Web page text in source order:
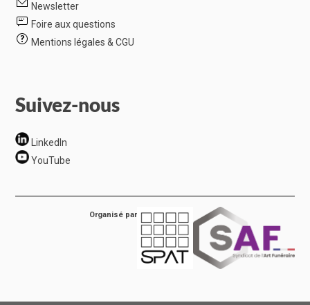
Newsletter
Foire aux questions
Mentions légales & CGU
Suivez-nous
LinkedIn
YouTube
Organisé par